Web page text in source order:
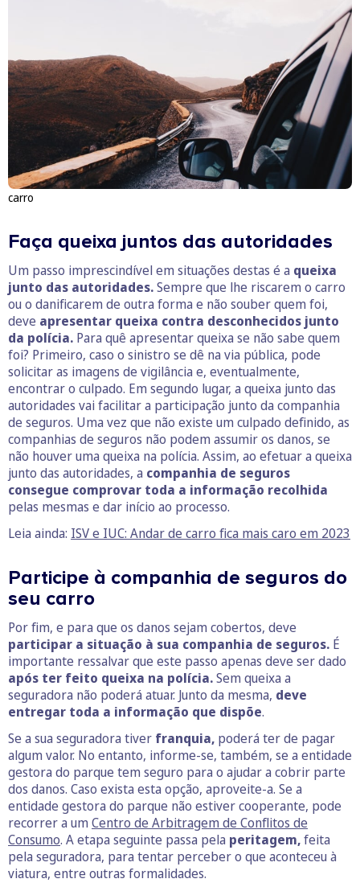
carro
Faça queixa juntos das autoridades
Um passo imprescindível em situações destas é a queixa
junto das autoridades.Sempre que lhe riscarem o carro
ou o danificarem de outra forma e não souber quem foi,
deve apresentar queixa contra desconhecidos junto
da polícia. Para quê apresentar queixa se não sabe quem
foi? Primeiro, caso o sinistro se dê na via pública, pode
solicitar as imagens de vigilância e, eventualmente,
encontrar o culpado. Em segundo lugar, a queixa junto das
autoridades vai facilitar a participação junto da companhia
de seguros. Uma vez que não existe um culpado definido, as
companhias de seguros não podem assumir os danos, se
não houver uma queixa na polícia. Assim, ao efetuar a queixa
junto das autoridades, a companhia de seguros
consegue comprovar toda a informação recolhida
pelas mesmas e dar início ao processo.
Leia ainda: ISV e IUC: Andar de carro fica mais caro em 2023
Participe à companhia de seguros do
seu carro
Por fim, e para que os danos sejam cobertos, deve
participar a situação à sua companhia de seguros. É
importante ressalvar que este passo apenas deve ser dado
após ter feito queixa na polícia.Sem queixa a
seguradora não poderá atuar. Junto da mesma, deve
entregar toda a informação que dispõe.
Se a sua seguradora tiver franquia, poderá ter de pagar
algum valor. No entanto, informe-se, também, se a entidade
gestora do parque tem seguro para o ajudar a cobrir parte
dos danos. Caso exista esta opção, aproveite-a. Se a
entidade gestora do parque não estiver cooperante, pode
recorrer a um Centro de Arbitragem de Conflitos de
Consumo. A etapa seguinte passa pela peritagem,feita
pela seguradora, para tentar perceber o que aconteceu à
viatura, entre outras formalidades.